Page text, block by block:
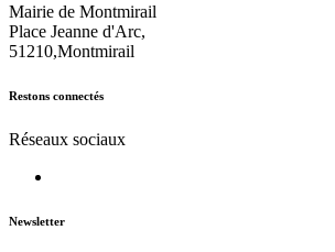
Mairie de Montmirail
Place Jeanne d'Arc,
51210,Montmirail
Restons connectés
Réseaux sociaux
Newsletter